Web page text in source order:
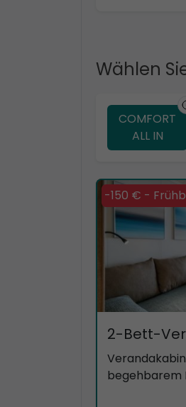
Wählen
COMFORT
ALL IN
-150 € -
2-Bett-
begehbarem